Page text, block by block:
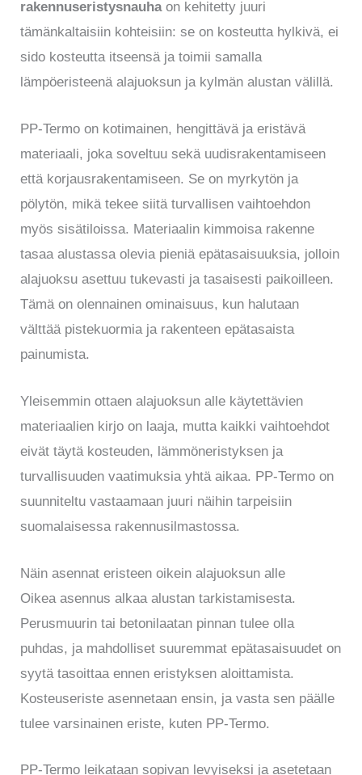
rakennuseristysnauhaon kehitetty juuri
tämänkaltaisiin kohteisiin: se on kosteutta hylkivä, ei
sido kosteutta itseensä ja toimii samalla
lämpöeristeenä alajuoksun ja kylmän alustan välillä.
PP-Termo on kotimainen, hengittävä ja eristävä
materiaali, joka soveltuu sekä uudisrakentamiseen
että korjausrakentamiseen. Se on myrkytön ja
pölytön, mikä tekee siitä turvallisen vaihtoehdon
myös sisätiloissa. Materiaalin kimmoisa rakenne
tasaa alustassa olevia pieniä epätasaisuuksia, jolloin
alajuoksu asettuu tukevasti ja tasaisesti paikoilleen.
Tämä on olennainen ominaisuus, kun halutaan
välttää pistekuormia ja rakenteen epätasaista
painumista.
Yleisemmin ottaen alajuoksun alle käytettävien
materiaalien kirjo on laaja, mutta kaikki vaihtoehdot
eivät täytä kosteuden, lämmöneristyksen ja
turvallisuuden vaatimuksia yhtä aikaa. PP-Termo on
suunniteltu vastaamaan juuri näihin tarpeisiin
suomalaisessa rakennusilmastossa.
Näin asennat eristeen oikein alajuoksun alle
Oikea asennus alkaa alustan tarkistamisesta.
Perusmuurin tai betonilaatan pinnan tulee olla
puhdas, ja mahdolliset suuremmat epätasaisuudet on
syytä tasoittaa ennen eristyksen aloittamista.
Kosteuseriste asennetaan ensin, ja vasta sen päälle
tulee varsinainen eriste, kuten PP-Termo.
PP-Termo leikataan sopivan levyiseksi ja asetetaan